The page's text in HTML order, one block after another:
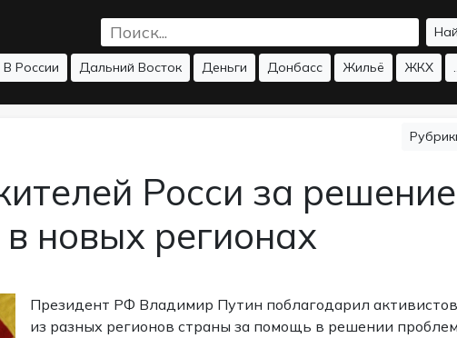
В России Дальний Восток Деньги Донбасс Жильё ЖКХ
Росси за решение
новых регионах
Президент РФ Владимир Путин поблагодарил активистов
из разных регионов страны за помощь в решении